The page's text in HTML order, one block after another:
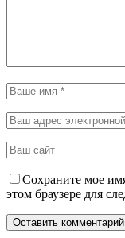
Сохраните мое
этом браузере для